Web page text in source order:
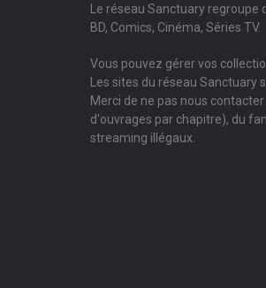
Le réseau Sanctuary regroupe
BD, Comics, Cinéma, Séries TV.
Vous pouvez gérer vos
Les sites du réseau Sanctuary
Merci de ne pas nous
d'ouvrages par chapitre), du
streaming illégaux.